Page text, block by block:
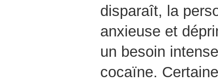
disparaît, la
anxieuse et
un besoin
cocaïne.